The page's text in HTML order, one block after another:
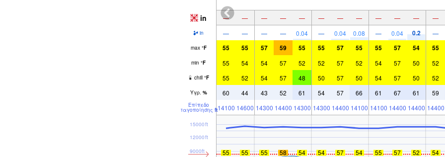
in — — — — — — — — — — — —
in — — — — 0.04 — 0.04 0.08 — 0.04 0.2 —
max °F 55 55 57 59 55 55 57 55 55 57 54 55
min °F 55 54 54 57 52 52 57 52 54 57 50 52
chill °F 55 52 54 57 48 50 57 50 54 57 50 52
Υγρ. % 60 44 43 52 61 54 57 66 61 67 61 59
Επίπεδο
παγοποίησης ft14100 14600 14300 14400 14300 14300 14400 14100 14100 14400 14400 14400
9000ft
12000ft
15000ft
55 55 55 58 54 54 57 54 55 57 52 54